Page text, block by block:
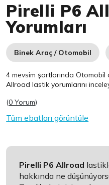
Pirelli P6
Yorumları
Binek Araç / Otomobil
4 mevsim şartlarında
Allroad lastik yorumlarını
(0 Yorum)
Tüm ebatları görüntüle
Pirelli P6 Allroad
hakkında ne